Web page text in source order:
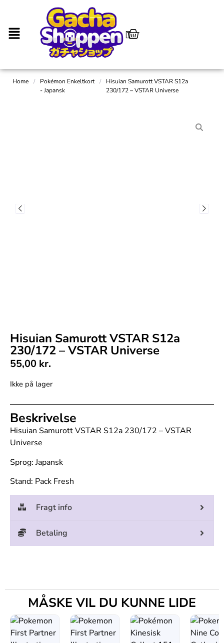
Home /
Pokémon Enkeltkort
- Japansk
/
Hisuian Samurott VSTAR S12a
230/172 – VSTAR Universe
Hisuian Samurott VSTAR S12a
230/172 – VSTAR Universe
55,00 kr.
Ikke på lager
Beskrivelse
Hisuian Samurott VSTAR S12a 230/172 – VSTAR
Universe
Sprog: Japansk
Stand: Pack Fresh
Fragt info
Betaling
MÅSKE VIL DU KUNNE LIDE